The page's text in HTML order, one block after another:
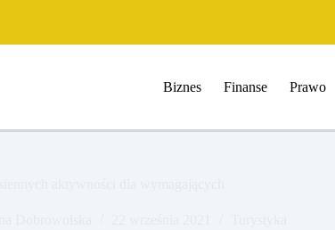
Biznes Finanse Prawo